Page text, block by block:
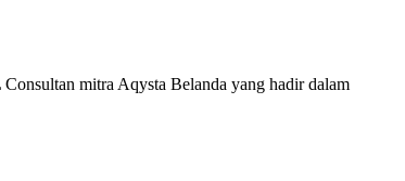
mitra Aqysta Belanda yang hadir dalam